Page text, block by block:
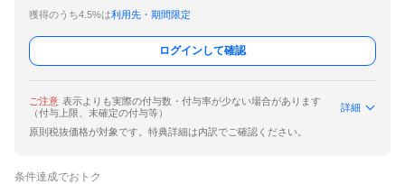
獲得のうち4.5%は利用先・期間限定
ログインして確認
ご注意 表示よりも実際の付与数・付与率が少ない場合があります
（付与上限、未確定の付与等）
詳細
原則税抜価格が対象です。特典詳細は内訳でご確認ください。
条件達成でおトク